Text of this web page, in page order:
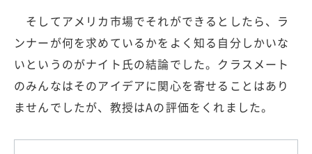
そしてアメリカ市場でそれができるとしたら、ラ
ンナーが何を求めているかをよく知る自分しかいな
いというのがナイト氏の結論でした。クラスメート
のみんなはそのアイデアに関心を寄せることはあり
ませんでしたが、教授はAの評価をくれました。